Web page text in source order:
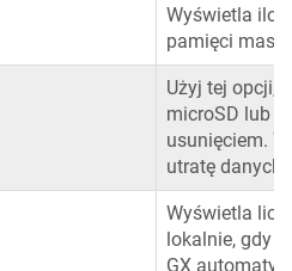
Wyświetla
pamięci
Użyj tej opcji,
microSD lub
usunięciem.
utratę danych.
Wyświetla
lokalnie, gdy
GX